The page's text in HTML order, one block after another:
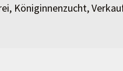
Königinnenzucht,